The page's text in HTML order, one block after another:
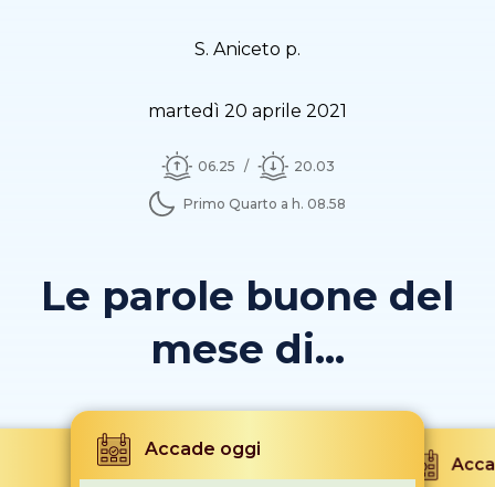
S. Aniceto p.
martedì 20 aprile 2021
06.25 20.03
Primo Quarto a h. 08.58
Le parole buone del
mese di...
Accade oggi